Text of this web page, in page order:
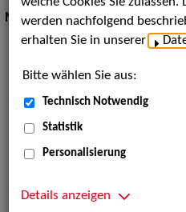
Musik:DJs
werden nachfolgend
erhalten Sie in unserer
Bitte wählen Sie aus:
Technisch Notwendig
Statistik
Personalisierung
Details anzeigen